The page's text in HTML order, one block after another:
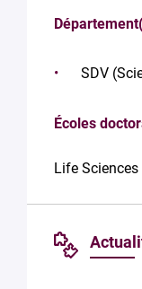
SDV
Écoles
Life